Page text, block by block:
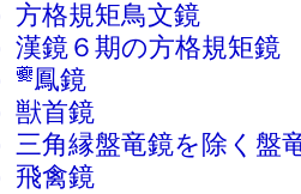
方格規矩鳥文鏡
漢鏡６期の方格規矩鏡
鳳鏡
獣首鏡
三角縁盤竜鏡を除く盤
飛禽鏡